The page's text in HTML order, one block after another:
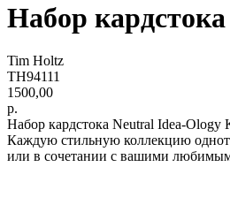
Набор
Tim Holtz
TH94111
1500,00
р.
Набор кардстока Neutral Idea-Ology
Каждую стильную коллекцию
или в сочетании с вашими